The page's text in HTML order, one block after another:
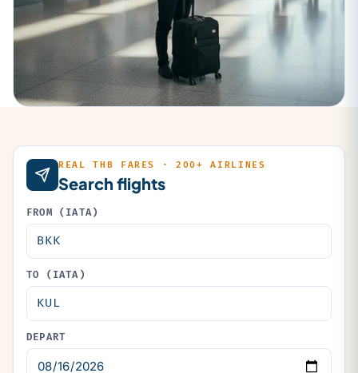
REAL THB FARES · 200+ AIRLINES
Search flights
FROM (IATA)
TO (IATA)
DEPART